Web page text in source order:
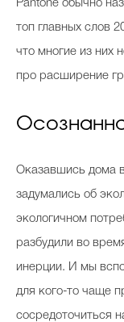
Интервью со
Beauty- битвы
Викторины
Pantone обычно
топ главных слов
что многие из них
про расширение
Оказавшись дома
задумались об
экологичном
разбудили во
инерции. И мы
для кого-то чаще
сосредоточиться